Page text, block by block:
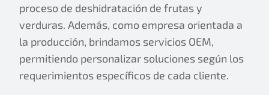
proceso de deshidratación de frutas y
verduras. Además, como empresa orientada a
la producción, brindamos servicios OEM,
permitiendo personalizar soluciones según los
requerimientos específicos de cada cliente.